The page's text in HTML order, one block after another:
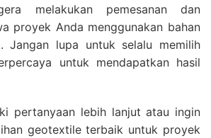
melakukan pemesanan dan
proyek Anda menggunakan bahan
Jangan lupa untuk selalu memilih
untuk mendapatkan hasil
pertanyaan lebih lanjut atau ingin
geotextile terbaik untuk proyek